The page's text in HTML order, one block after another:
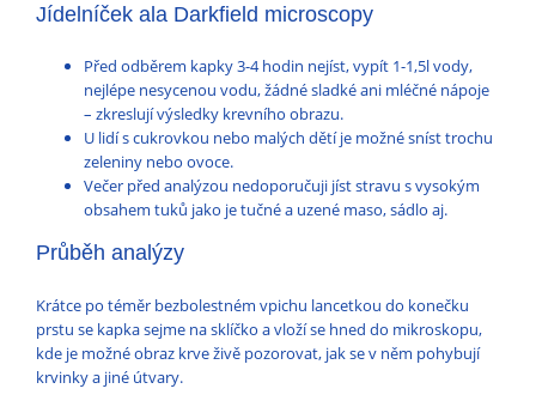
Jídelníček ala Darkfield microscopy
Před odběrem kapky 3-4 hodin nejíst, vypít 1-1,5l vody,
nejlépe nesycenou vodu, žádné sladké ani mléčné nápoje
– zkreslují výsledky krevního obrazu.
U lidí s cukrovkou nebo malých dětí je možné sníst trochu
zeleniny nebo ovoce.
Večer před analýzou nedoporučuji jíst stravu s vysokým
obsahem tuků jako je tučné a uzené maso, sádlo aj.
Průběh analýzy
Krátce po téměr bezbolestném vpichu lancetkou do konečku
prstu se kapka sejme na sklíčko a vloží se hned do mikroskopu,
kde je možné obraz krve živě pozorovat, jak se v něm pohybují
krvinky a jiné útvary.